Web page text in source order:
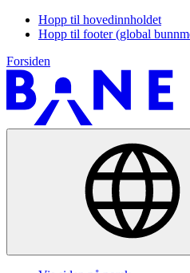
Hopp til hovedinnholdet
Hopp til footer (global
Forsiden